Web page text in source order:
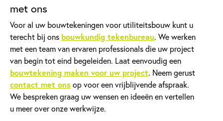
met ons
Voor al uw bouwtekeningen voor utiliteitsbouw kunt u
terecht bij ons bouwkundig tekenbureau. We werken
met een team van ervaren professionals die uw project
van begin tot eind begeleiden. Laat eenvoudig een
bouwtekening maken voor uw project. Neem gerust
contact met onsop voor een vrijblijvende afspraak.
We bespreken graag uw wensen en ideeën en vertellen
u meer over onze werkwijze.